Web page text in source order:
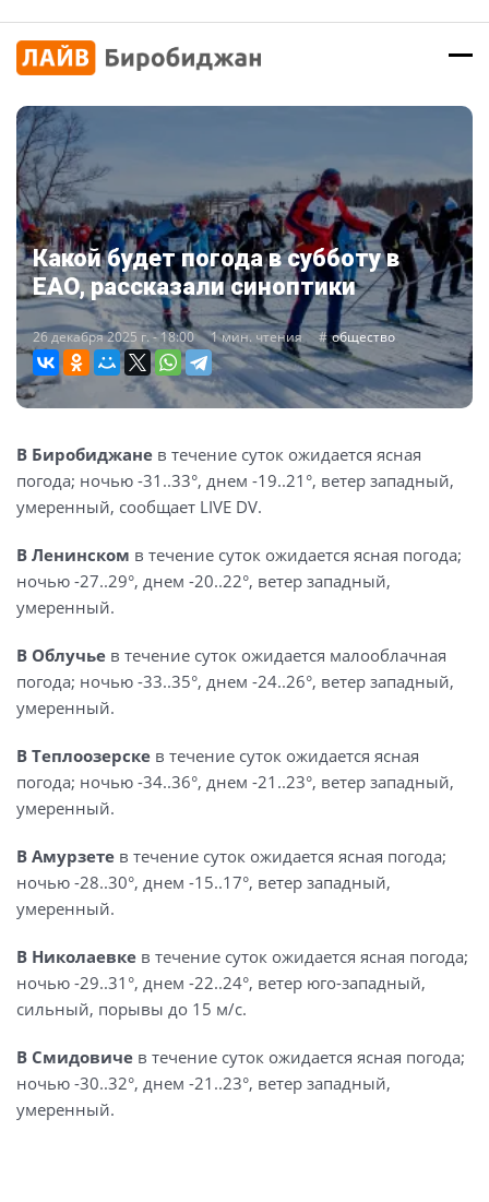
Какой будет погода в субботу в
ЕАО, рассказали синоптики
26 декабря 2025 г. - 18:00 1 мин. чтения общество
В Биробиджане в течение суток ожидается ясная
погода; ночью -31..33°, днем -19..21°, ветер западный,
умеренный, сообщает LIVE DV.
В Ленинском в течение суток ожидается ясная погода;
ночью -27..29°, днем -20..22°, ветер западный,
умеренный.
В Облучье в течение суток ожидается малооблачная
погода; ночью -33..35°, днем -24..26°, ветер западный,
умеренный.
В Теплоозерске в течение суток ожидается ясная
погода; ночью -34..36°, днем -21..23°, ветер западный,
умеренный.
В Амурзете в течение суток ожидается ясная погода;
ночью -28..30°, днем -15..17°, ветер западный,
умеренный.
В Николаевке в течение суток ожидается ясная погода;
ночью -29..31°, днем -22..24°, ветер юго-западный,
сильный, порывы до 15 м/с.
В Смидовиче в течение суток ожидается ясная погода;
ночью -30..32°, днем -21..23°, ветер западный,
умеренный.